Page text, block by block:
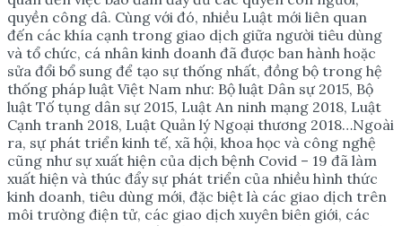
quyền công dâ. Cùng với đó, nhiều Luật mới liên quan
đến các khía cạnh trong giao dịch giữa người tiêu dùng
và tổ chức, cá nhân kinh doanh đã được ban hành hoặc
sửa đổi bổ sung để tạo sự thống nhất, đồng bộ trong hệ
thống pháp luật Việt Nam như: Bộ luật Dân sự 2015, Bộ
luật Tố tụng dân sự 2015, Luật An ninh mạng 2018, Luật
Cạnh tranh 2018, Luật Quản lý Ngoại thương 2018…Ngoài
ra, sự phát triển kinh tế, xã hội, khoa học và công nghệ
cũng như sự xuất hiện của dịch bệnh Covid – 19 đã làm
xuất hiện và thúc đẩy sự phát triển của nhiều hình thức
kinh doanh, tiêu dùng mới, đặc biệt là các giao dịch trên
môi trường điện tử, các giao dịch xuyên biên giới, các